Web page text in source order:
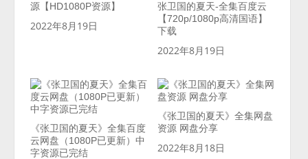
源【HD1080P资源】
2022年8月19日
张卫国的夏天-全集百度云
【720p/1080p高清国语】
下载
2022年8月19日
《张卫国的夏天》全集百度
云网盘（1080P已更新）中
字资源已完结
《张卫国的夏天》全集网盘
资源 网盘分享
2022年8月18日